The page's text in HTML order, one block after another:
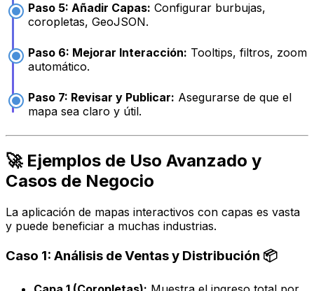
Paso 5: Añadir Capas: Configurar burbujas,
coropletas, GeoJSON.
Paso 6: Mejorar Interacción: Tooltips, filtros, zoom
automático.
Paso 7: Revisar y Publicar: Asegurarse de que el
mapa sea claro y útil.
🚀 Ejemplos de Uso Avanzado y
Casos de Negocio
La aplicación de mapas interactivos con capas es vasta
y puede beneficiar a muchas industrias.
Caso 1: Análisis de Ventas y Distribución 📦